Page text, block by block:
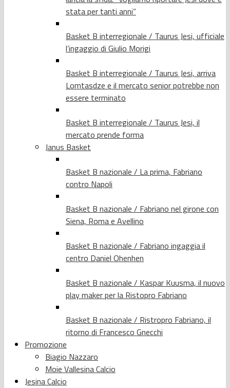
stata per tanti anni”
Basket B interregionale / Taurus Jesi, ufficiale
l’ingaggio di Giulio Morigi
Basket B interregionale / Taurus Jesi, arriva
Lomtasdze e il mercato senior potrebbe non
essere terminato
Basket B interregionale / Taurus Jesi, il
mercato prende forma
Janus Basket
Basket B nazionale / La prima, Fabriano
contro Napoli
Basket B nazionale / Fabriano nel girone con
Siena, Roma e Avellino
Basket B nazionale / Fabriano ingaggia il
centro Daniel Ohenhen
Basket B nazionale / Kaspar Kuusma, il nuovo
play maker per la Ristopro Fabriano
Basket B nazionale / Ristropro Fabriano, il
ritorno di Francesco Gnecchi
Promozione
Biagio Nazzaro
Moie Vallesina Calcio
Jesina Calcio